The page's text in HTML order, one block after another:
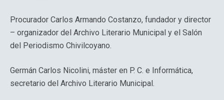
Procurador Carlos Armando Costanzo, fundador y director
– organizador del Archivo Literario Municipal y el Salón
del Periodismo Chivilcoyano.
Germán Carlos Nicolini, máster en P. C. e Informática,
secretario del Archivo Literario Municipal.